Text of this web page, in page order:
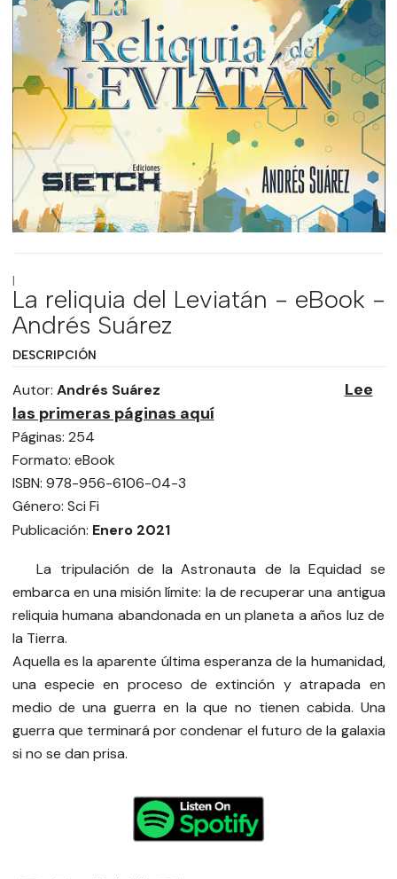
|
La reliquia del Leviatán - eBook -
Andrés Suárez
DESCRIPCIÓN
Autor: Andrés Suárez Lee
las primeras páginas aquí
Páginas: 254
Formato: eBook
ISBN: 978-956-6106-04-3
Género: Sci Fi
Publicación: Enero 2021
La tripulación de la Astronauta de la Equidad se
embarca en una misión límite: la de recuperar una antigua
reliquia humana abandonada en un planeta a años luz de
la Tierra.
Aquella es la aparente última esperanza de la humanidad,
una especie en proceso de extinción y atrapada en
medio de una guerra en la que no tienen cabida. Una
guerra que terminará por condenar el futuro de la galaxia
si no se dan prisa.